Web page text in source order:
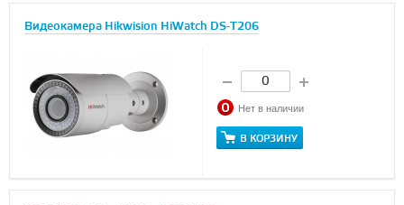
Видеокамера Hikwision HiWatch DS-T206
Нет в наличии
В КОРЗИНУ